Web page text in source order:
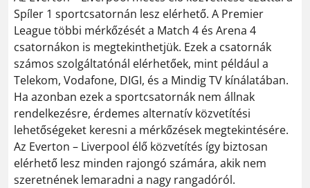
Spíler 1 sportcsatornán lesz elérhető. A Premier
League többi mérkőzését a Match 4 és Arena 4
csatornákon is megtekinthetjük. Ezek a csatornák
számos szolgáltatónál elérhetőek, mint például a
Telekom, Vodafone, DIGI, és a Mindig TV kínálatában.
Ha azonban ezek a sportcsatornák nem állnak
rendelkezésre, érdemes alternatív közvetítési
lehetőségeket keresni a mérkőzések megtekintésére.
Az Everton – Liverpool élő közvetítés így biztosan
elérhető lesz minden rajongó számára, akik nem
szeretnének lemaradni a nagy rangadóról.